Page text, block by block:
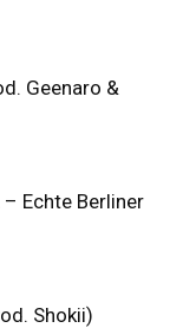
Geenaro &
Echte Berliner
Shokii)